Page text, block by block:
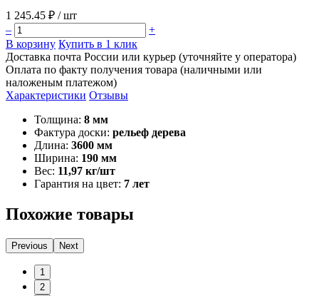
1 245.45 ₽ / шт
–
+
В корзину Купить в 1 клик
Доставка почта России или курьер (уточняйте у оператора)
Оплата по факту получения товара (наличными или
наложеным платежом)
Характеристики Отзывы
Толщина: 8 мм
Фактура доски: рельеф дерева
Длина: 3600 мм
Ширина: 190 мм
Вес: 11,97 кг/шт
Гарантия на цвет: 7 лет
Похожие товары
Previous Next
1
2